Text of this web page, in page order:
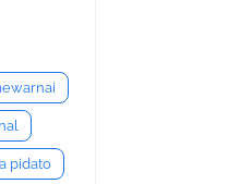
pidato